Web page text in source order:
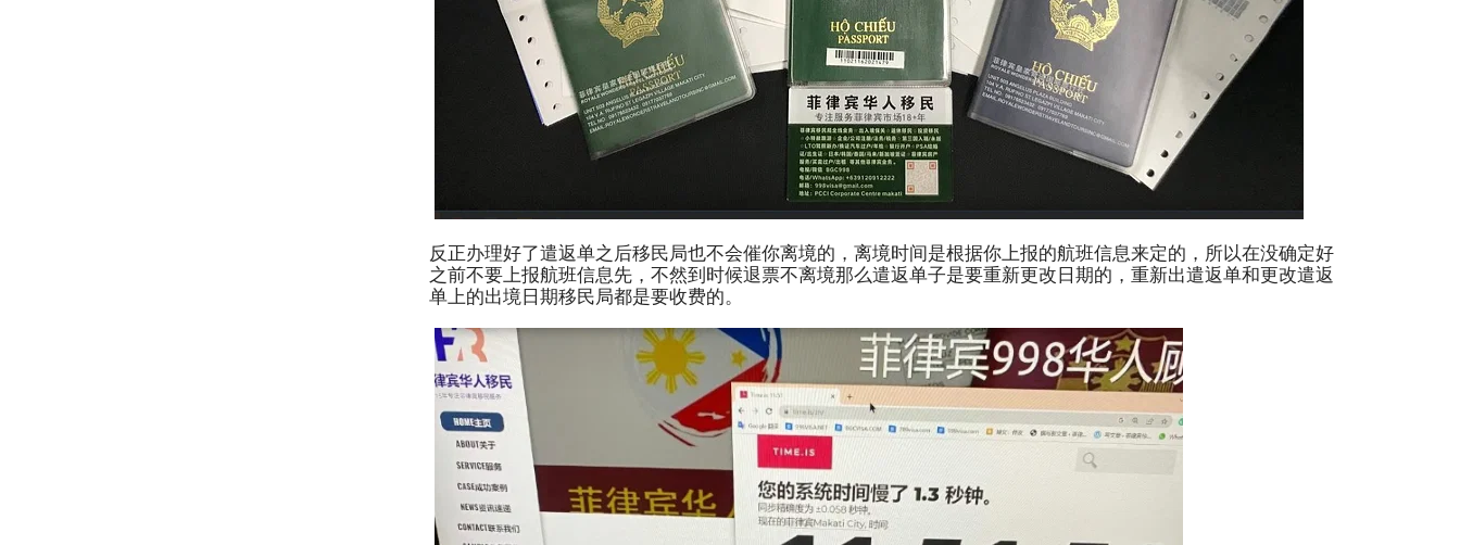
反正办理好了遣返单之后移民局也不会催你离境的，离境时间是根据你上报的航班信息来定的，所以在没确定好
之前不要上报航班信息先，不然到时候退票不离境那么遣返单子是要重新更改日期的，重新出遣返单和更改遣返
单上的出境日期移民局都是要收费的。